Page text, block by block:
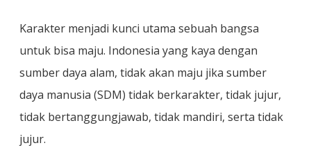
Karakter menjadi kunci utama sebuah bangsa
untuk bisa maju. Indonesia yang kaya dengan
sumber daya alam, tidak akan maju jika sumber
daya manusia (SDM) tidak berkarakter, tidak jujur,
tidak bertanggungjawab, tidak mandiri, serta tidak
jujur.